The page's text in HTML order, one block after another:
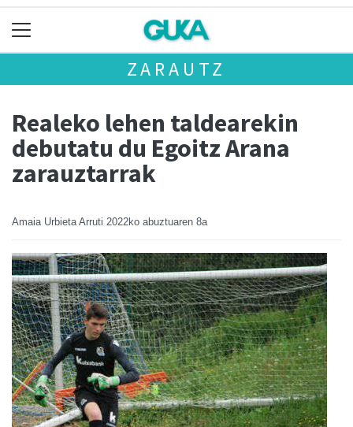
ZARAUTZ
Realeko lehen taldearekin
debutatu du Egoitz Arana
zarauztarrak
Amaia Urbieta Arruti 2022ko abuztuaren 8a